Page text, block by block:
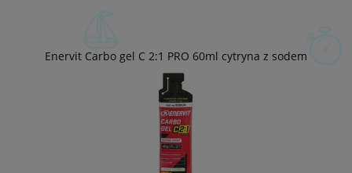
Enervit Carbo gel C 2:1 PRO 60ml cytryna z sodem